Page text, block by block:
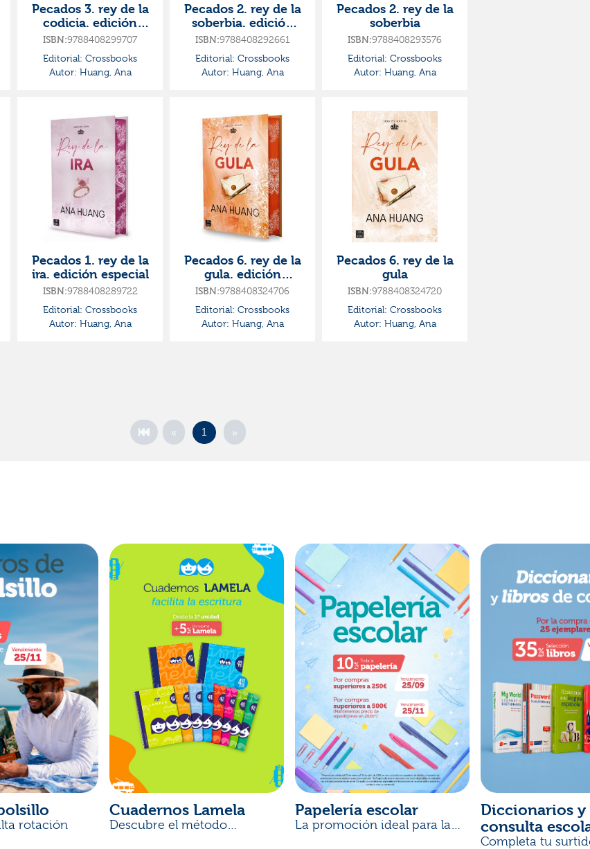
Pecados 3. rey de la
codicia. edición
especial
ISBN:9788408299707
Editorial: Crossbooks
Autor: Huang, Ana
Pecados 2. rey de la
soberbia. edición
especial
ISBN:9788408292661
Editorial: Crossbooks
Autor: Huang, Ana
Pecados 2. rey de la
soberbia
ISBN:9788408293576
Editorial: Crossbooks
Autor: Huang, Ana
Pecados 1. rey de la
ira. edición especial
ISBN:9788408289722
Editorial: Crossbooks
Autor: Huang, Ana
Pecados 6. rey de la
gula. edición
especial
ISBN:9788408324706
Editorial: Crossbooks
Autor: Huang, Ana
Pecados 6. rey de la
gula
ISBN:9788408324720
Editorial: Crossbooks
Autor: Huang, Ana
« 1 »
rotación
Cuadernos Lamela
Descubre el método
Papelería escolar
La promoción ideal para la
Diccionarios y
consulta
Completa tu